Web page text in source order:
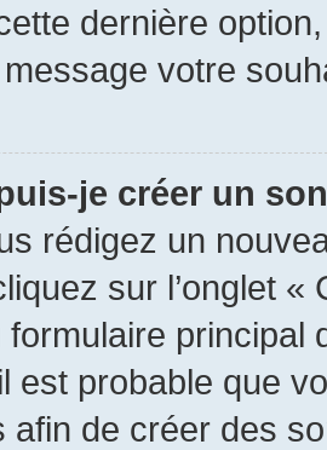
dernière
votre
je créer un
rédigez un
sur l’onglet
principal
est probable que
afin de créer des